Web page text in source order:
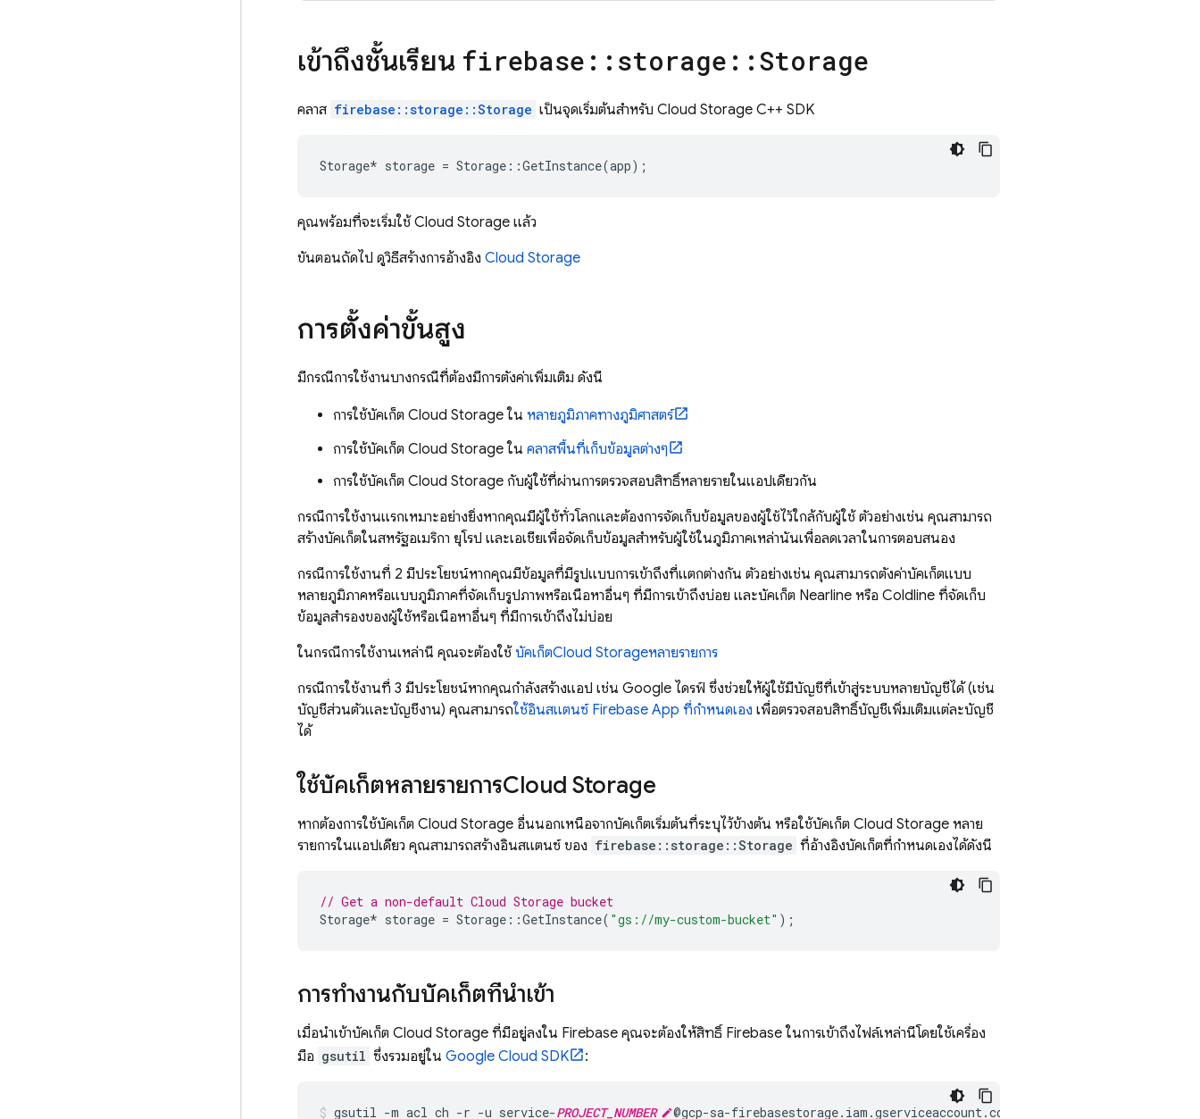
เข้าถึงชั้นเรียน firebase :: storage ::Storage
คลาส firebase::storage::Storage เป็นจุดเริ่มต้นสำหรับ Cloud Storage C++ SDK
Storage* storage = Storage ::GetInstance(app);
คุณพร้อมที่จะเริ่มใช้ Cloud Storage แล้ว
ขั้นตอนถัดไป ดูวิธีสร้างการอ้างอิง Cloud Storage
การตั้งค่าขั้นสูง
มีกรณีการใช้งานบางกรณีที่ต้องมีการตั้งค่าเพิ่มเติม ดังนี้
การใช้บัคเก็ต Cloud Storage ใน หลายภูมิภาคทางภูมิศาสตร์
การใช้บัคเก็ต Cloud Storage ใน คลาสพื้นที่เก็บข้อมูลต่างๆ
การใช้บัคเก็ต Cloud Storage กับผู้ใช้ที่ผ่านการตรวจสอบสิทธิ์หลายรายในแอปเดียวกัน
กรณีการใช้งานแรกเหมาะอย่างยิ่งหากคุณมีผู้ใช้ทั่วโลกและต้องการจัดเก็บข้อมูลของผู้ใช้ไว้ใกล้กับผู้ใช้ ตัวอย่างเช่น คุณสามารถ
สร้างบัคเก็ตในสหรัฐอเมริกา ยุโรป และเอเชียเพื่อจัดเก็บข้อมูลสำหรับผู้ใช้ในภูมิภาคเหล่านั้นเพื่อลดเวลาในการตอบสนอง
กรณีการใช้งานที่ 2 มีประโยชน์หากคุณมีข้อมูลที่มีรูปแบบการเข้าถึงที่แตกต่างกัน ตัวอย่างเช่น คุณสามารถตั้งค่าบัคเก็ตแบบ
หลายภูมิภาคหรือแบบภูมิภาคที่จัดเก็บรูปภาพหรือเนื้อหาอื่นๆ ที่มีการเข้าถึงบ่อย และบัคเก็ต Nearline หรือ Coldline ที่จัดเก็บ
ข้อมูลสำรองของผู้ใช้หรือเนื้อหาอื่นๆ ที่มีการเข้าถึงไม่บ่อย
ในกรณีการใช้งานเหล่านี้ คุณจะต้องใช้ บัคเก็ตCloud Storageหลายรายการ
กรณีการใช้งานที่ 3 มีประโยชน์หากคุณกำลังสร้างแอป เช่น Google ไดรฟ์ ซึ่งช่วยให้ผู้ใช้มีบัญชีที่เข้าสู่ระบบหลายบัญชีได้ (เช่น
บัญชีส่วนตัวและบัญชีงาน) คุณสามารถใช้อินสแตนซ์ Firebase App ที่กำหนดเอง เพื่อตรวจสอบสิทธิ์บัญชีเพิ่มเติมแต่ละบัญชี
ได้
ใช้บัคเก็ตหลายรายการCloud Storage
หากต้องการใช้บัคเก็ต Cloud Storage อื่นนอกเหนือจากบัคเก็ตเริ่มต้นที่ระบุไว้ข้างต้น หรือใช้บัคเก็ต Cloud Storage หลาย
รายการในแอปเดียว คุณสามารถสร้างอินสแตนซ์ ของ firebase::storage::Storage ที่อ้างอิงบัคเก็ตที่กำหนดเองได้ดังนี้
// Get a non-default Cloud Storage bucket
Storage* storage = Storage ::GetInstance( "gs://my-custom-bucket" );
การทำงานกับบัคเก็ตที่นำเข้า
เมื่อนำเข้าบัคเก็ต Cloud Storage ที่มีอยู่ลงใน Firebase คุณจะต้องให้สิทธิ์ Firebase ในการเข้าถึงไฟล์เหล่านี้โดยใช้เครื่อง
มือ gsutil ซึ่งรวมอยู่ใน Google Cloud SDK :
gsutil -m acl ch -r -u service-PROJECT_NUMBER @gcp-sa-firebasestorage.iam.gserviceaccount.com gs://